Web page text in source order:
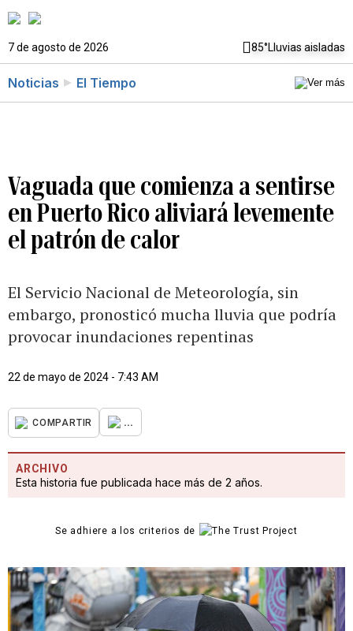
7 de agosto de 2026 85°Lluvias aisladas
Noticias El Tiempo
Vaguada que comienza a sentirse
en Puerto Rico aliviará levemente
el patrón de calor
El Servicio Nacional de Meteorología, sin
embargo, pronosticó mucha lluvia que podría
provocar inundaciones repentinas
22 de mayo de 2024 - 7:43 AM
COMPARTIR ...
ARCHIVO
Esta historia fue publicada hace más de 2 años.
Se adhiere a los criterios de